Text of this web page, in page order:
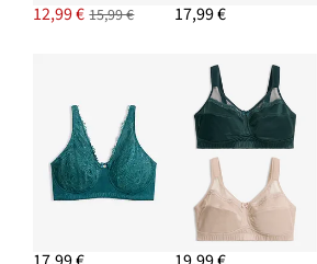
12,99 € 15,99 € 17,99 €